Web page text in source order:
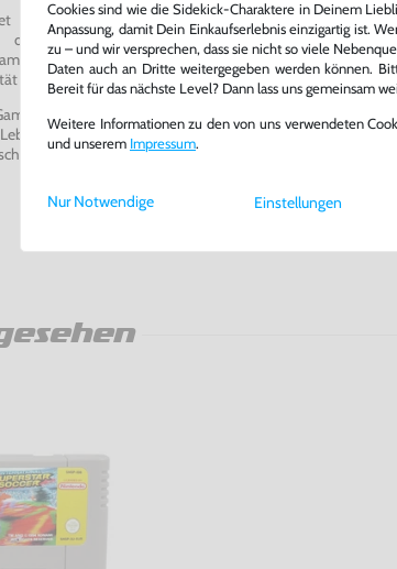
sich perfekt für Retro-Gaming-Fans und neue
du ein einwandfreies Spielerlebnis genießen
in unserer Reparatur-Werkstatt von unseren
getestet, gereinigt und bei Bedarf repariert.
und Konsolen bei uns kaufst oder verkaufst, trägst
von Konsolen und Games zu verlängern und
und Abfall zu vermeiden.
Cookies sind wie die Sidekick-Charaktere in Deinem
Anpassung, damit Dein Einkaufserlebnis einzigartig ist.
zu – und wir versprechen, dass sie nicht so viele
Daten auch an Dritte weitergegeben werden können.
Bereit für das nächste Level? Dann lass uns gemeinsam
Weitere Informationen zu den von uns verwendeten
und unserem Impressum.
Einstellungen
Nur Notwendige